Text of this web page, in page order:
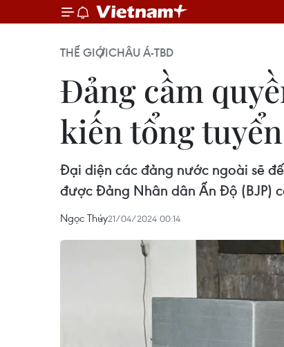
THẾ GIỚICHÂU Á-TBD
Đảng cầm
kiến tổng
Đại diện các đảng nước ngoài sẽ
được Đảng Nhân dân Ấn Độ (BJP)
Ngọc Thúy21/04/2024 00:14